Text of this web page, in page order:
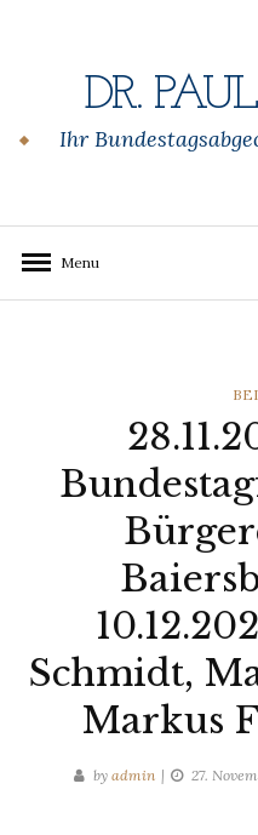
DR.
Ihr
Menu
Schmidt,
Markus
by admin 27.